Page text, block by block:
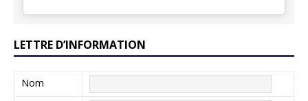
LETTRE D’INFORMATION
Nom